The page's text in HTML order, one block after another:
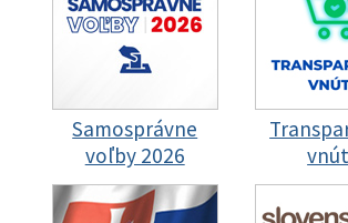
Samosprávne
voľby 2026